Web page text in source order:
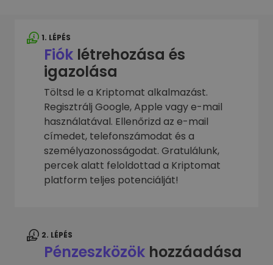
1. LÉPÉS
Fiók létrehozása és
igazolása
Töltsd le a Kriptomat alkalmazást.
Regisztrálj Google, Apple vagy e-mail
használatával. Ellenőrizd az e-mail
címedet, telefonszámodat és a
személyazonosságodat. Gratulálunk,
percek alatt feloldottad a Kriptomat
platform teljes potenciálját!
2. LÉPÉS
Pénzeszközök hozzáadása